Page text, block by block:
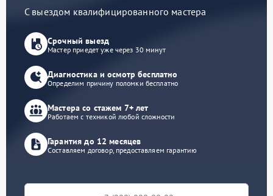
С выездом квалифицированного мастера
Срочный выезд
Мастер приедет уже через 30 минут
Диагностика и осмотр бесплатно
Определим причину поломки бесплатно
Мастера со стажем 7+ лет
Работаем с техникой любой сложности
Гарантия до 12 месяцев
Составляем договор, предоставляем гарантию